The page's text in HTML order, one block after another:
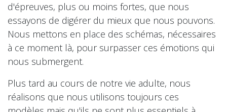
d'épreuves, plus ou moins fortes, que nous
essayons de digérer du mieux que nous pouvons.
Nous mettons en place des schémas, nécessaires
à ce moment là, pour surpasser ces émotions qui
nous submergent.
Plus tard au cours de notre vie adulte, nous
réalisons que nous utilisons toujours ces